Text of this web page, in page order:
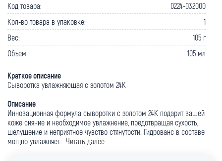
Код товара:
0224-032000
Кол-во товара в упаковке:
1
Вес:
105 г
Объем:
105 мл
Краткое описание
Сыворотка увлажняющая с золотом 24К
Описание
Инновационная формула сыворотки с золотом 24К подарит вашей
коже сияние и необходимое увлажнение, предотвращая сухость,
шелушение и неприятное чувство стянутости. Гидрованс в составе
мощно увлажняет... Читать далее